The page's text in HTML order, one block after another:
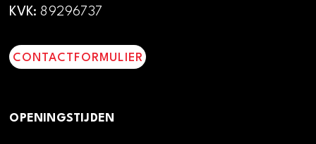
KVK: 89296737
CONTACTFORMULIER
OPENINGSTIJDEN